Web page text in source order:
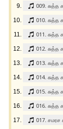
009. சுத்த
010.
011.
012. சுத்த
013.
014.
015. சுத்த
016. சுத்த
017.